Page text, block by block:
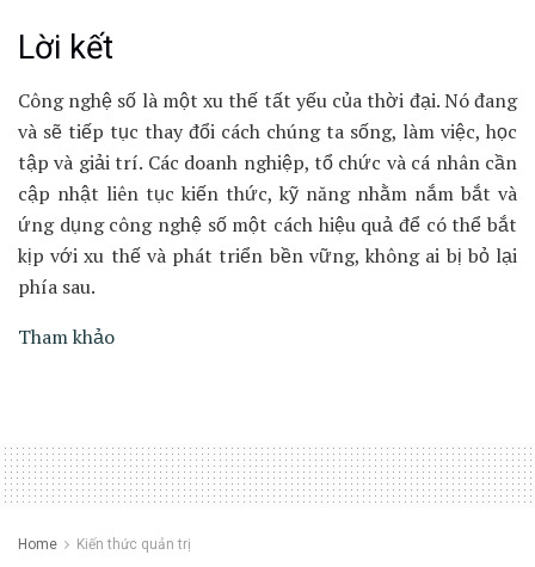
Lời kết
Công nghệ số là một xu thế tất yếu của thời đại. Nó đang
và sẽ tiếp tục thay đổi cách chúng ta sống, làm việc, học
tập và giải trí. Các doanh nghiệp, tổ chức và cá nhân cần
cập nhật liên tục kiến thức, kỹ năng nhằm nắm bắt và
ứng dụng công nghệ số một cách hiệu quả để có thể bắt
kịp với xu thế và phát triển bền vững, không ai bị bỏ lại
phía sau.
Tham khảo
Home Kiến thức quản trị